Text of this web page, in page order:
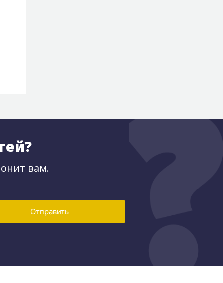
вам.
Отправить